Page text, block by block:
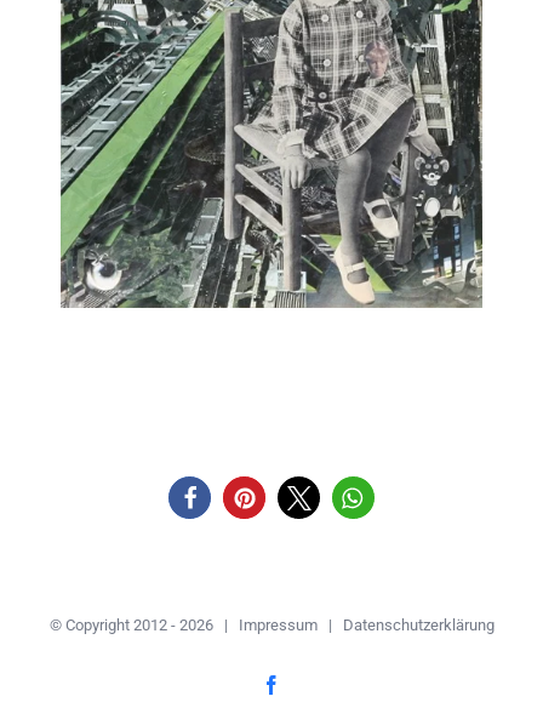
© Copyright 2012 - 2026 | Impressum| Datenschutzerklärung
Facebook